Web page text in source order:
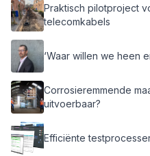
Praktisch pilotproject
telecomkabels
‘Waar willen we heen
Corrosieremmende
uitvoerbaar?
Efficiënte